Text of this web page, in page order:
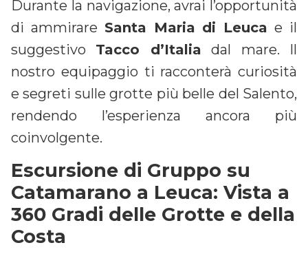
Durante la navigazione, avrai l’opportunità
di ammirare Santa Maria di Leuca e il
suggestivo Tacco d’Italia dal mare. Il
nostro equipaggio ti racconterà curiosità
e segreti sulle grotte più belle del Salento,
rendendo l’esperienza ancora più
coinvolgente.
Escursione di Gruppo su
Catamarano a Leuca: Vista a
360 Gradi delle Grotte e della
Costa